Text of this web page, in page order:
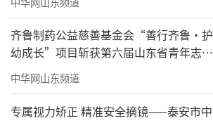
齐鲁制药公益慈善基金会“善行齐鲁·护
幼成长”项目斩获第六届山东省青年志愿
服务项目大赛金奖
中华网山东频道
专属视力矫正 精准安全摘镜——泰安市中